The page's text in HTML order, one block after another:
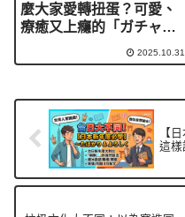
麼大家愛轉扭蛋？可愛、
療癒又上癮的「ガチャ文
2025.10.31
【
這樣